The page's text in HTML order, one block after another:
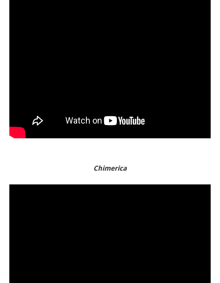
Chimerica